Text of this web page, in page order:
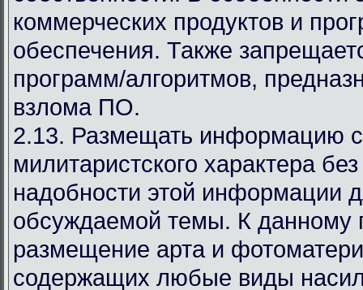
коммерческих продуктов и
обеспечения. Также
программ/алгоритмов,
взлома ПО.
2.13. Размещать информацию
милитаристского характера
надобности этой информации
обсуждаемой темы. К данному
размещение арта и
содержащих любые виды